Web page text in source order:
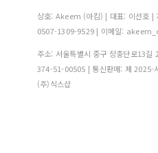
상호: Akeem (아킴) | 대표: 이선호 |
0507-1309-9529 | 이메일:
주소: 서울특별시 중구 장충단로13
374-51-00505 | 통신판매: 제 2025-
(주)식스샵